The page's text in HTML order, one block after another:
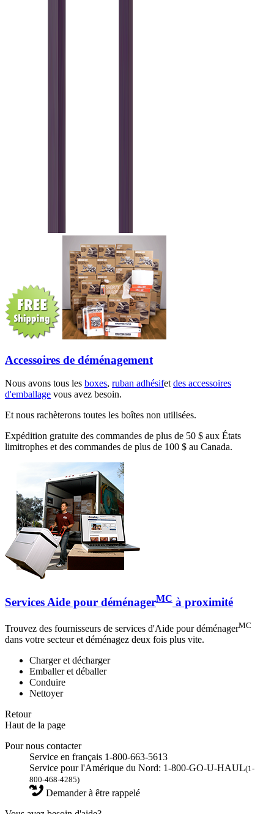
Accessoires de déménagement
Nous avons tous les boxes, ruban adhésifetdes accessoires
d'emballage vous avez besoin.
Et nous rachèterons toutes les boîtes non utilisées.
Expédition gratuite des commandes de plus de 50 $ aux États
limitrophes et des commandes de plus de 100 $ au Canada.
Services Aide pour déménagerMC à proximité
Trouvez des fournisseurs de services d'Aide pour déménagerMC
dans votre secteur et déménagez deux fois plus vite.
Charger et décharger
Emballer et déballer
Conduire
Nettoyer
Retour
Haut de la page
Pour nous contacter
Service en français 1-800-663-5613
Service pour l'Amérique du Nord: 1-800-GO-U-HAUL(1-
800-468-4285)
Demander à être rappelé